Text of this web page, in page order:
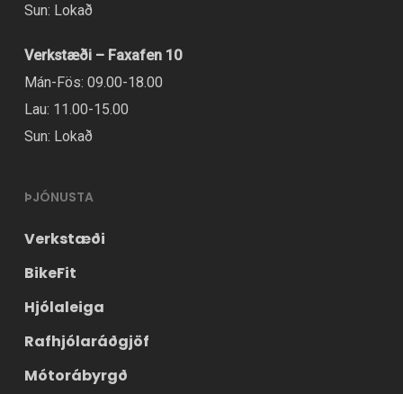
Sun: Lokað
Verkstæði – Faxafen 10
Mán-Fös: 09.00-18.00
Lau: 11.00-15.00
Sun: Lokað
ÞJÓNUSTA
Verkstæði
BikeFit
Hjólaleiga
Rafhjólaráðgjöf
Mótorábyrgð